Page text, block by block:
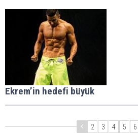
Ekrem’in hedefi büyük
2 3 4 5 6